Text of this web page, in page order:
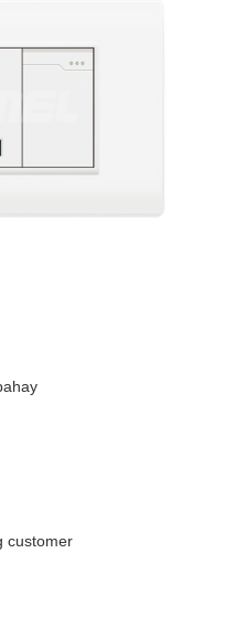
customer